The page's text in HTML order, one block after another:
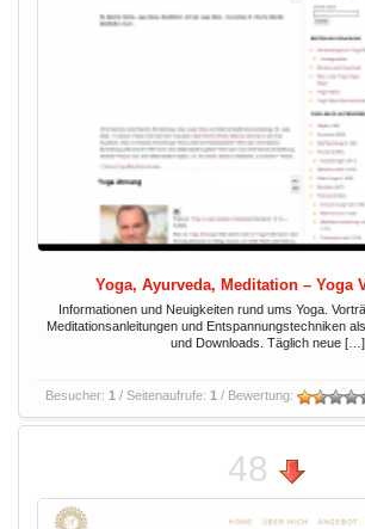
Yoga, Ayurveda, Meditation – Yoga
Informationen und Neuigkeiten rund ums Yoga.
Meditationsanleitungen und Entspannungstechniken
und Downloads. Täglich neue […]
Besucher: 1 / Seitenaufrufe: 1 / Bewertung:
48